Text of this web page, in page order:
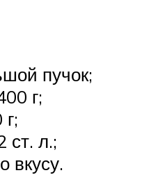
пучок;
г;
ст. л.;
вкусу.